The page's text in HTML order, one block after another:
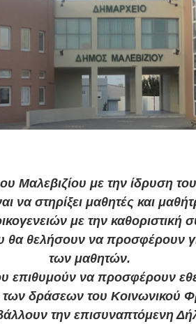
Μαλεβιζίου με την ίδρυση
να στηρίξει μαθητές και
με την καθοριστική
θα θελήσουν να προσφέρουν
των μαθητών.
επιθυμούν να προσφέρουν
των δράσεων του Κοινωνικού
την επισυναπτόμενη